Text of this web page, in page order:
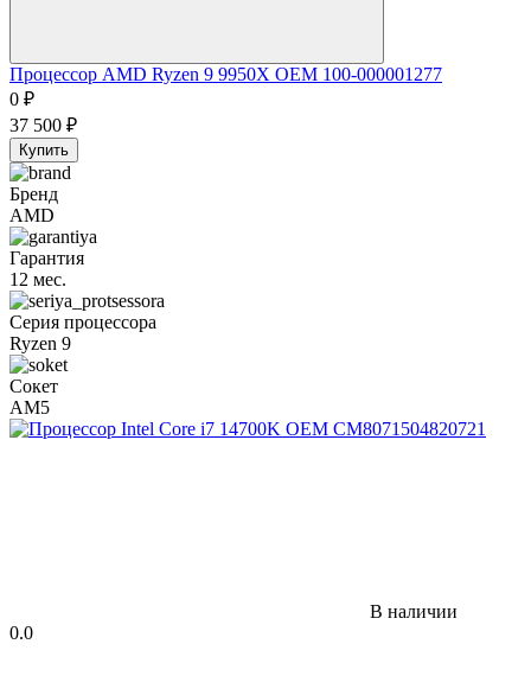
Процессор AMD Ryzen 9 9950X OEM 100-000001277
0 ₽
37 500 ₽
Купить
Бренд
AMD
Гарантия
12 мес.
Серия процессора
Ryzen 9
Сокет
AM5
В наличии
0.0